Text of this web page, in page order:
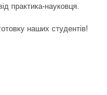
практика-науковця.
наших студентів!